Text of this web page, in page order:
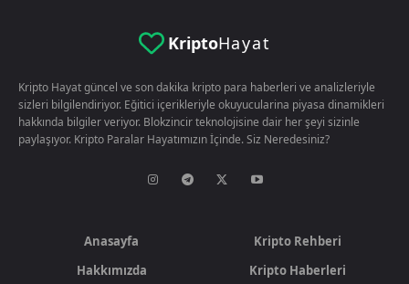
KriptoHayat
Kripto Hayat güncel ve son dakika kripto para haberleri ve analizleriyle
sizleri bilgilendiriyor. Eğitici içerikleriyle okuyucularina piyasa dinamikleri
hakkında bilgiler veriyor. Blokzincir teknolojisine dair her şeyi sizinle
paylaşıyor. Kripto Paralar Hayatımızın İçinde. Siz Neredesiniz?
Anasayfa
Hakkımızda
Kripto Rehberi
Kripto Haberleri